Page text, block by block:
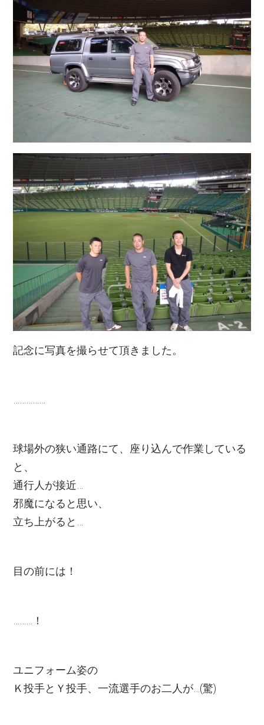
記念に写真を撮らせて頂きました。
球場外の狭い通路にて、座り込んで作業している
と、
通行人が接近…
邪魔になると思い、
立ち上がると…
目の前には！
………！
ユニフォーム姿の
Ｋ投手とＹ投手、一流選手のお二人が…(驚)